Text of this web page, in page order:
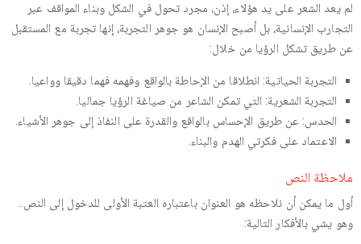
لم يعد الشعر على يد هؤلاء، إذن، مجرد تحول في الشكل وبناء المواقف عبر
التجارب الإنسانية، بل أصبح الإنسان هو جوهر التجربة، إنها تجربة مع المستقبل
عن طريق تشكل الرؤيا من خلال:
التجربة الحياتية: انطلاقا من الإحاطة بالواقع وفهمه فهما دقيقا وواعيا.
التجربة الشعرية: التي تمكن الشاعر من صياغة الرؤيا جماليا.
الحدس: عن طريق الإحساس بالواقع والقدرة على النفاذ إلى جوهر الأشياء.
الاعتماد على فكرتي الهدم والبناء.
ملاحظة النص
أول ما يمكن أن نلاحظه هو العنوان باعتباره العتبة الأولى للدخول إلى النص..
وهو يشي بالأفكار التالية: